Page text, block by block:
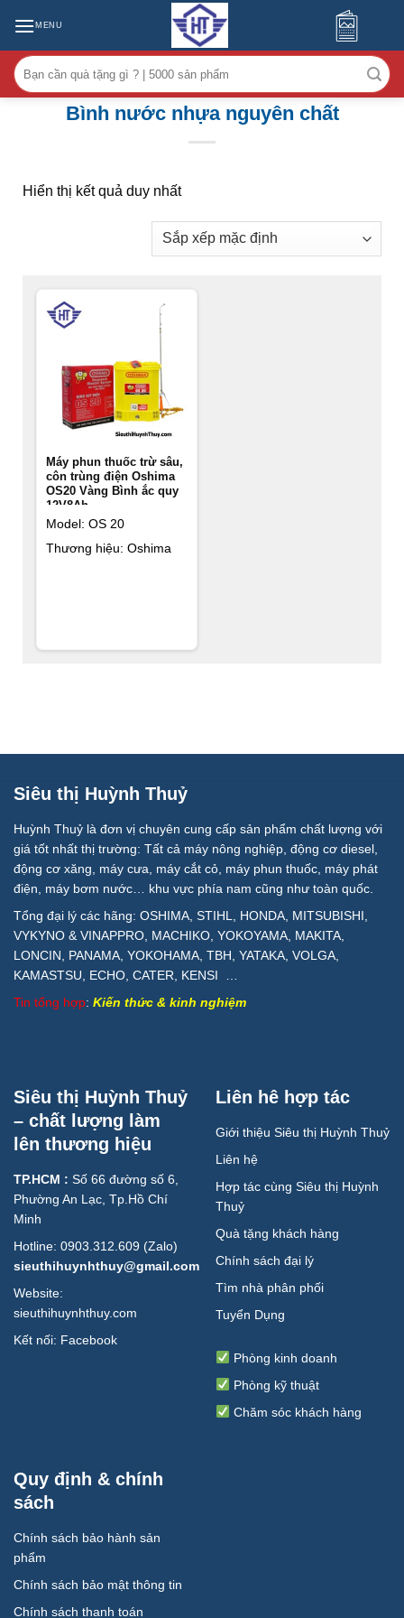
MENU
Tìm
kiếm:
Bình nước nhựa nguyên chất
Hiển thị kết quả duy nhất
Máy phun thuốc trừ sâu,
côn trùng điện Oshima
OS20 Vàng Bình ắc quy
12V8Ah
Model: OS 20
Thương hiệu: Oshima
Siêu thị Huỳnh Thuỷ
Huỳnh Thuỷ là đơn vị chuyên cung cấp sản phẩm chất lượng với
giá tốt nhất thị trường: Tất cả máy nông nghiệp, động cơ diesel,
động cơ xăng, máy cưa, máy cắt cỏ, máy phun thuốc, máy phát
điện, máy bơm nước… khu vực phía nam cũng như toàn quốc.
Tổng đại lý các hãng: OSHIMA, STIHL, HONDA, MITSUBISHI,
VYKYNO & VINAPPRO, MACHIKO, YOKOYAMA, MAKITA,
LONCIN, PANAMA, YOKOHAMA, TBH, YATAKA, VOLGA,
KAMASTSU, ECHO, CATER, KENSI …
Tin tổng hợp: Kiến thức & kinh nghiệm
Siêu thị Huỳnh Thuỷ
– chất lượng làm
lên thương hiệu
TP.HCM : Số 66 đường số 6,
Phường An Lạc, Tp.Hồ Chí
Minh
Hotline: 0903.312.609 (Zalo)
sieuthihuynhthuy@gmail.com
Website:
sieuthihuynhthuy.com
Kết nối: Facebook
Liên hê hợp tác
Giới thiệu Siêu thị Huỳnh Thuỷ
Liên hệ
Hợp tác cùng Siêu thị Huỳnh
Thuỷ
Quà tặng khách hàng
Chính sách đại lý
Tìm nhà phân phối
Tuyển Dụng
Phòng kinh doanh
Phòng kỹ thuật
Chăm sóc khách hàng
Quy định & chính
sách
Chính sách bảo hành sản
phẩm
Chính sách bảo mật thông tin
Chính sách thanh toán